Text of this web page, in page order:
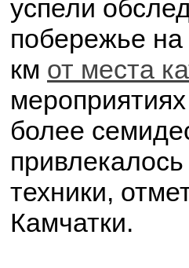
успели
побережье
км от места
более
техники,
Камчатки.